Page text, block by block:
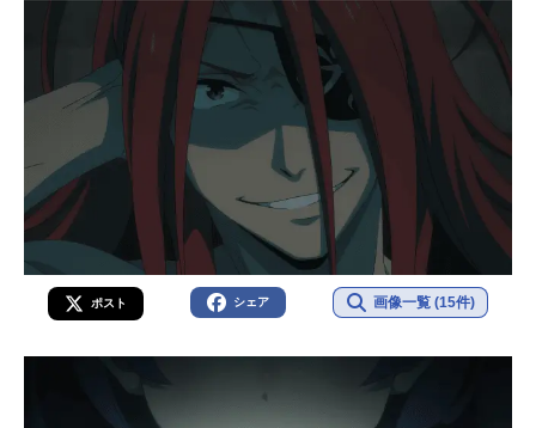
ポスト シェア 画像一覧 (15件)